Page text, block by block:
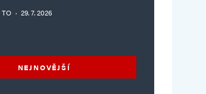
TO · 29. 7. 2026
NEJNOVĚJŠÍ